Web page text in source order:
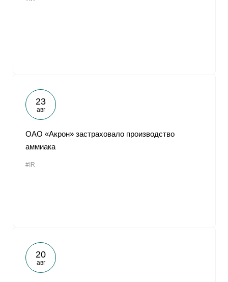
23
авг
ОАО «Акрон» застраховало производство
аммиака
#IR
20
авг